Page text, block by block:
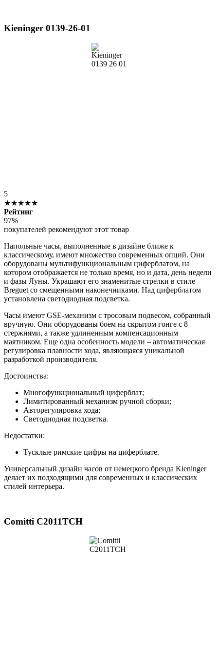
Kieninger 0139-26-01
5
★★★★★
Рейтинг
97%
покупателей рекомендуют этот товар
Напольные часы, выполненные в дизайне ближе к
классическому, имеют множество современных опций. Они
оборудованы мультифункциональным циферблатом, на
котором отображается не только время, но и дата, день недели
и фазы Луны. Украшают его знаменитые стрелки в стиле
Breguet со смещенными наконечниками. Над циферблатом
установлена светодиодная подсветка.
Часы имеют GSE-механизм с тросовым подвесом, собранный
вручную. Они оборудованы боем на скрытом гонге с 8
стержнями, а также удлиненным компенсационным
маятником. Еще одна особенность модели – автоматическая
регулировка плавности хода, являющаяся уникальной
разработкой производителя.
Достоинства:
Многофункциональный циферблат;
Лимитированный механизм ручной сборки;
Авторегулировка хода;
Светодиодная подсветка.
Недостатки:
Тусклые римские цифры на циферблате.
Универсальный дизайн часов от немецкого бренда Kieninger
делает их подходящими для современных и классических
стилей интерьера.
Comitti C2011TCH